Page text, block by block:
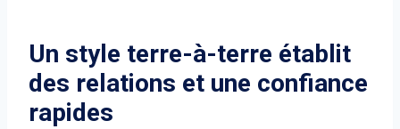
Un style terre-à-terre établit
des relations et une confiance
rapides